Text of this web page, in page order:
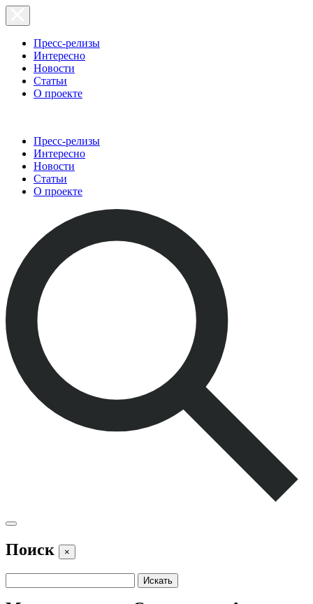
Пресс-релизы
Интересно
Новости
Статьи
О проекте
Пресс-релизы
Интересно
Новости
Статьи
О проекте
Поиск ×